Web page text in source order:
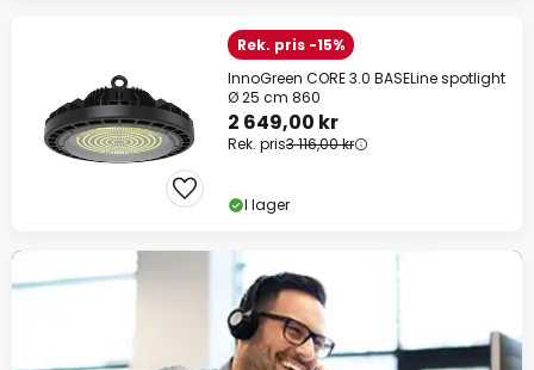
Rek. pris -15%
InnoGreen CORE 3.0 BASELine spotlight
Ø 25 cm 860
2 649,00 kr
Rek. pris3 116,00 kr
I lager